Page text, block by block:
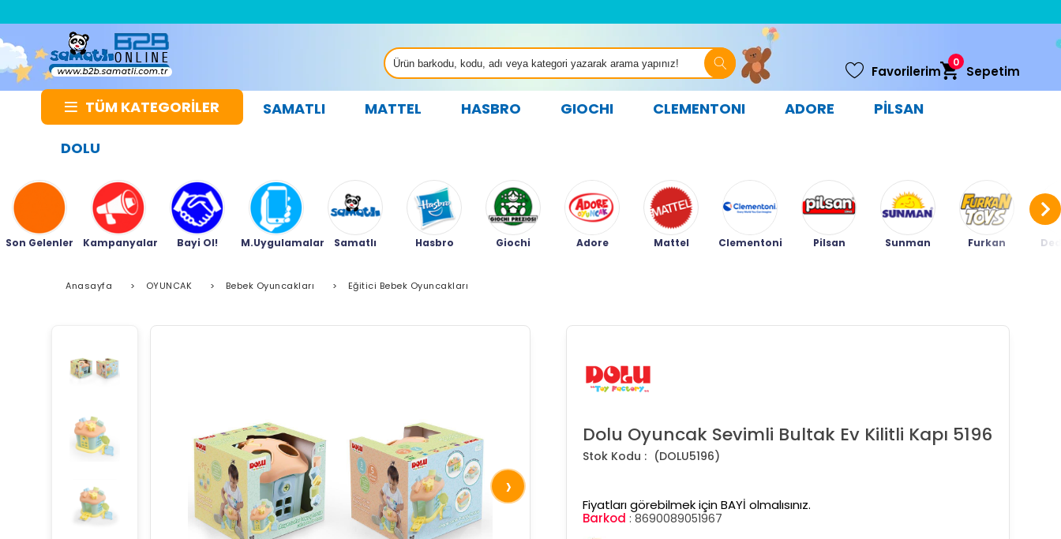
Sepetim
0
TÜM KATEGORİLER SAMATLI MATTEL HASBRO GIOCHI CLEMENTONI ADORE
PİLSAN
DOLU
Favorilerim
Son Gelenler Kampanyalar Bayi Ol! M.Uygulamalar Samatlı Hasbro Giochi Adore Mattel Clementoni Pilsan Sunman Furkan
Anasayfa > OYUNCAK > Bebek Oyuncakları > Eğitici Bebek Oyuncakları
›
Dolu Oyuncak Sevimli Bultak Ev Kilitli Kapı 5196
(DOLU5196)
Fiyatları görebilmek için BAYİ olmalısınız.
Barkod : 8690089051967